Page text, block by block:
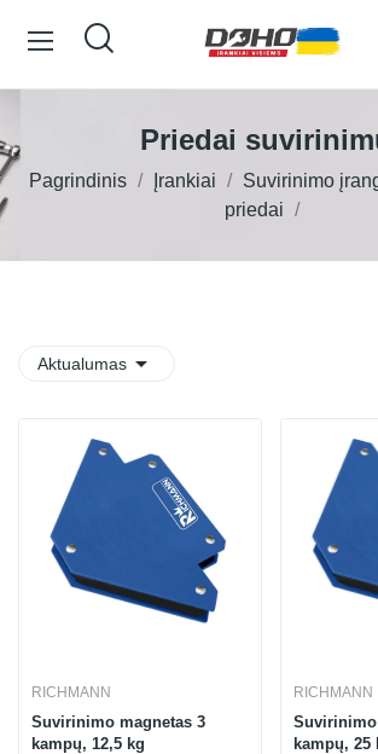
Priedai
Pagrindinis Įrankiai
Suvirinimo
priedai
Aktualumas 
RICHMANN
Suvirinimo magnetas 3
kampų, 12,5 kg
RICHMANN
Suvirinimo
kampų, 25